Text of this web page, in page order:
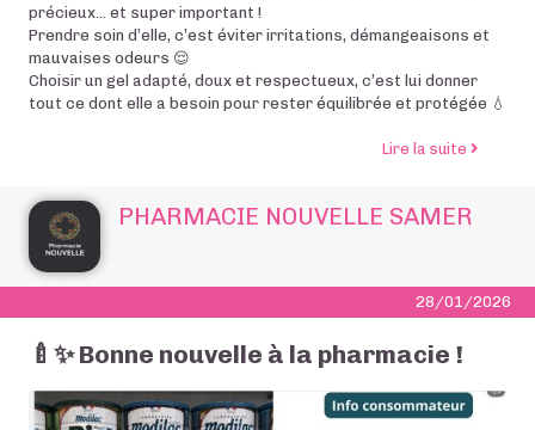
précieux… et super important !
Prendre soin d’elle, c’est éviter irritations, démangeaisons et
mauvaises odeurs 😌
Choisir un gel adapté, doux et respectueux, c’est lui donner
tout ce dont elle a besoin pour rester équilibrée et protégée 💧
Lire la suite de
PHARMACIE NOUVELLE SAMER
28/01/2026
🍼✨ Bonne nouvelle à la pharmacie !